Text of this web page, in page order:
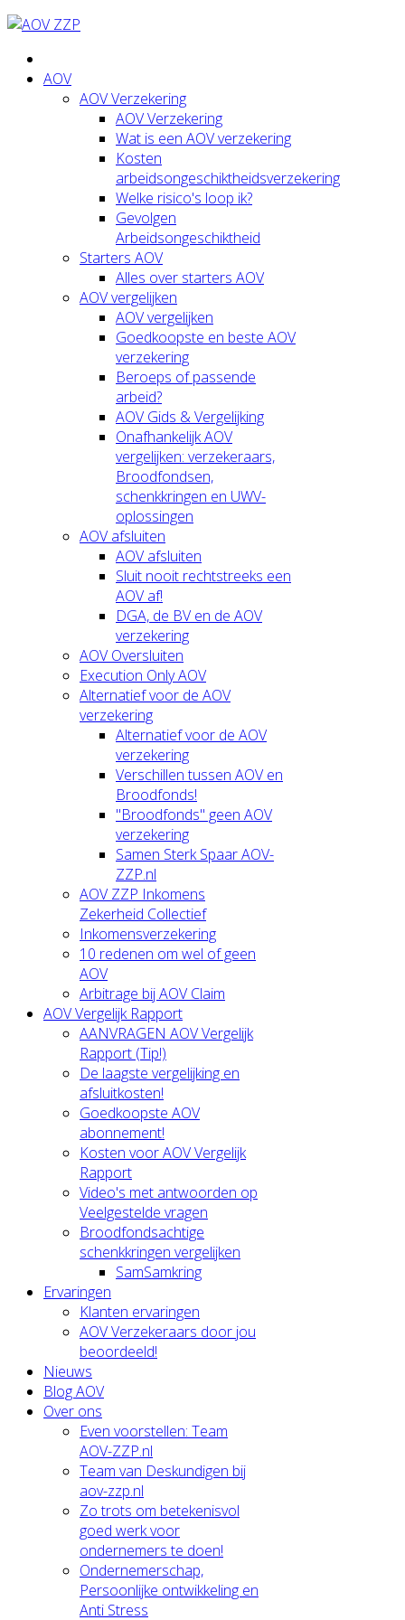
AOV
AOV Verzekering
AOV Verzekering
Wat is een AOV verzekering
Kosten
arbeidsongeschiktheidsverzekering
Welke risico's loop ik?
Gevolgen
Arbeidsongeschiktheid
Starters AOV
Alles over starters AOV
AOV vergelijken
AOV vergelijken
Goedkoopste en beste AOV
verzekering
Beroeps of passende
arbeid?
AOV Gids & Vergelijking
Onafhankelijk AOV
vergelijken: verzekeraars,
Broodfondsen,
schenkkringen en UWV-
oplossingen
AOV afsluiten
AOV afsluiten
Sluit nooit rechtstreeks een
AOV af!
DGA, de BV en de AOV
verzekering
AOV Oversluiten
Execution Only AOV
Alternatief voor de AOV
verzekering
Alternatief voor de AOV
verzekering
Verschillen tussen AOV en
Broodfonds!
"Broodfonds" geen AOV
verzekering
Samen Sterk Spaar AOV-
ZZP.nl
AOV ZZP Inkomens
Zekerheid Collectief
Inkomensverzekering
10 redenen om wel of geen
AOV
Arbitrage bij AOV Claim
AOV Vergelijk Rapport
AANVRAGEN AOV Vergelijk
Rapport (Tip!)
De laagste vergelijking en
afsluitkosten!
Goedkoopste AOV
abonnement!
Kosten voor AOV Vergelijk
Rapport
Video's met antwoorden op
Veelgestelde vragen
Broodfondsachtige
schenkkringen vergelijken
SamSamkring
Ervaringen
Klanten ervaringen
AOV Verzekeraars door jou
beoordeeld!
Nieuws
Blog AOV
Over ons
Even voorstellen: Team
AOV-ZZP.nl
Team van Deskundigen bij
aov-zzp.nl
Zo trots om betekenisvol
goed werk voor
ondernemers te doen!
Ondernemerschap,
Persoonlijke ontwikkeling en
Anti Stress